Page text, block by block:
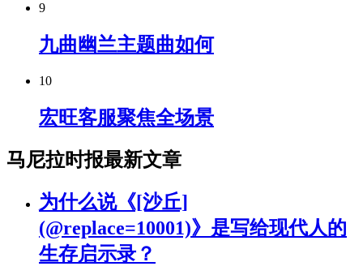
9
九曲幽兰主题曲如何
10
宏旺客服聚焦全场景
马尼拉时报最新文章
为什么说《[沙丘]
(@replace=10001)》是写给现代人的
生存启示录？